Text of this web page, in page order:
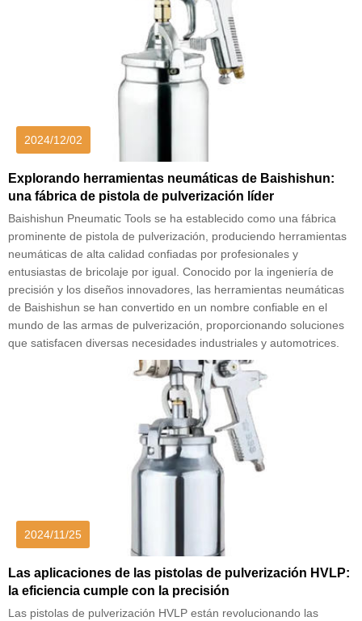
2024/12/02
Explorando herramientas neumáticas de Baishishun:
una fábrica de pistola de pulverización líder
Baishishun Pneumatic Tools se ha establecido como una fábrica
prominente de pistola de pulverización, produciendo herramientas
neumáticas de alta calidad confiadas por profesionales y
entusiastas de bricolaje por igual. Conocido por la ingeniería de
precisión y los diseños innovadores, las herramientas neumáticas
de Baishishun se han convertido en un nombre confiable en el
mundo de las armas de pulverización, proporcionando soluciones
que satisfacen diversas necesidades industriales y automotrices.
2024/11/25
Las aplicaciones de las pistolas de pulverización HVLP:
la eficiencia cumple con la precisión
Las pistolas de pulverización HVLP están revolucionando las